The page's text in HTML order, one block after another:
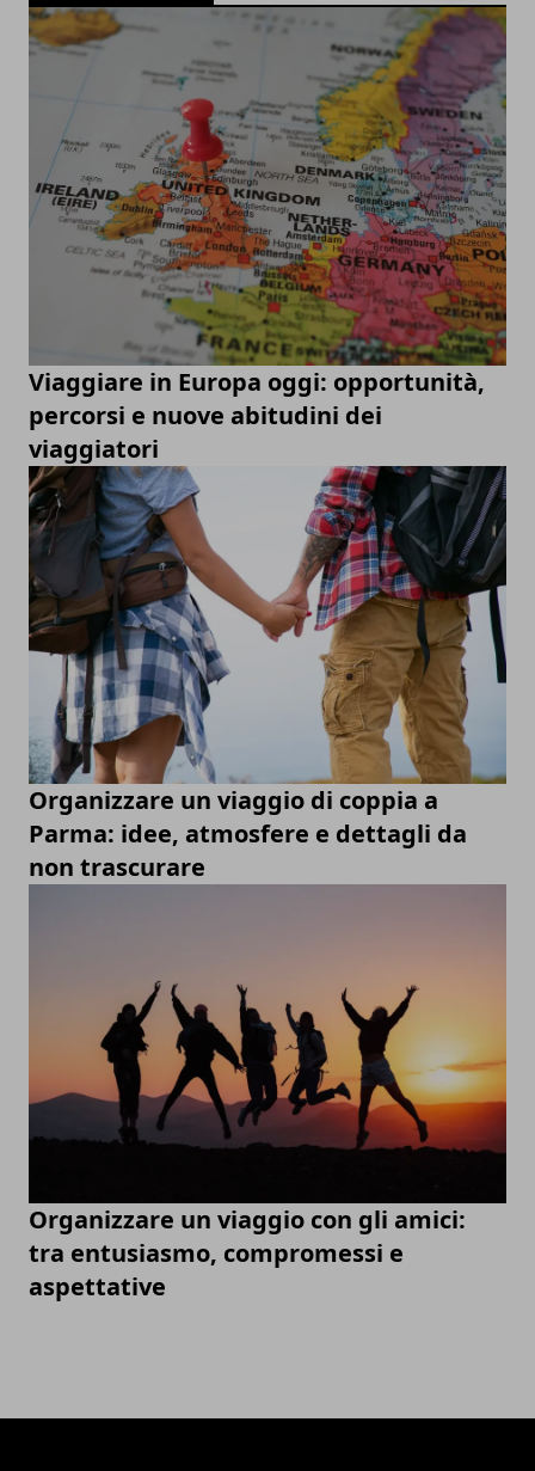
Viaggiare in Europa oggi: opportunità,
percorsi e nuove abitudini dei
viaggiatori
Organizzare un viaggio di coppia a
Parma: idee, atmosfere e dettagli da
non trascurare
Organizzare un viaggio con gli amici:
tra entusiasmo, compromessi e
aspettative